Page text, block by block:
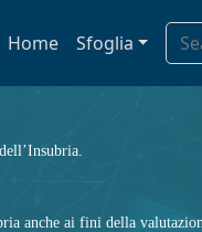
Home Sfoglia
anche ai fini della